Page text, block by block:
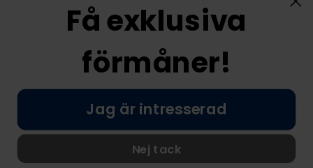
© Nordic Prostore 2026
Allmänna villkor
Få exklusiva
förmåner!
Jag är intresserad
Nej tack